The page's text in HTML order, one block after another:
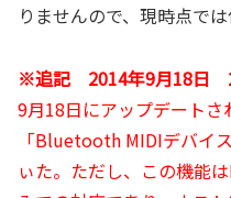
りませんので、現時点で
※追記 2014年9月18日
9月18日にアップデートさ
「Bluetooth MIDIデバイ
ぃた。ただし、この機能